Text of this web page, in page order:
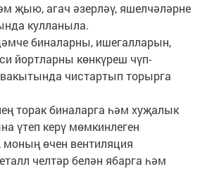
җыю, агач әзерләү, яшелчәләрне
кулланыла.
биналарны, ишегалларын,
йортларны көнкүреш чүп-
чистартып торырга
торак биналарга һәм хуҗалык
үтеп керү мөмкинлеген
өчен вентиляция
челтәр белән ябарга һәм